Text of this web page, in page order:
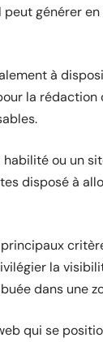
peut générer
à
la rédaction
habilité ou un
disposé à
principaux
la
dans une
qui se